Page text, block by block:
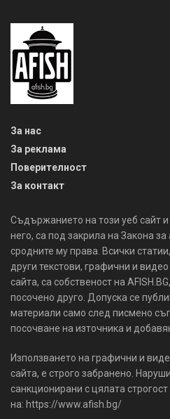
За нас
За реклама
Поверителност
За контакт
Съдържанието на този уеб сайт и
него, са под закрила на Закона
сродните му права. Всички
други текстови, графични и
сайта, са собственост на
посочено друго. Допуска се
материали само след писмено
посочване на източника и
Използването на графични и
сайта, е строго забранено.
санкционирани с цялата
на: https://www.afish.bg/